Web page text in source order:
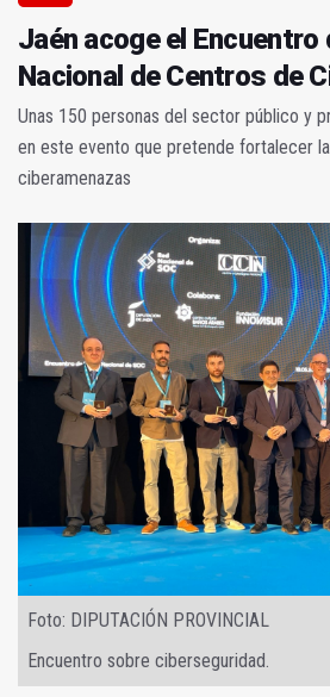
Jaén acoge el Encuentro
Nacional de Centros de
Unas 150 personas del sector público y
en este evento que pretende fortalecer
ciberamenazas
Foto: DIPUTACIÓN PROVINCIAL
Encuentro sobre ciberseguridad.